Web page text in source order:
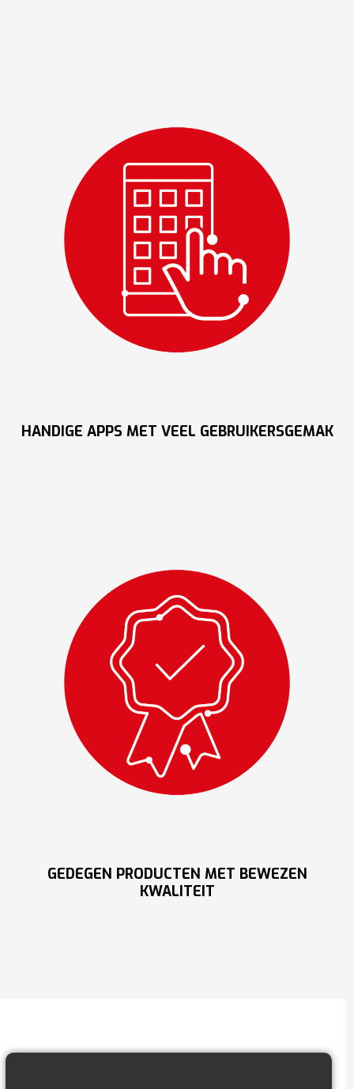
HANDIGE APPS MET VEEL GEBRUIKERSGEMAK
GEDEGEN PRODUCTEN MET BEWEZEN
KWALITEIT